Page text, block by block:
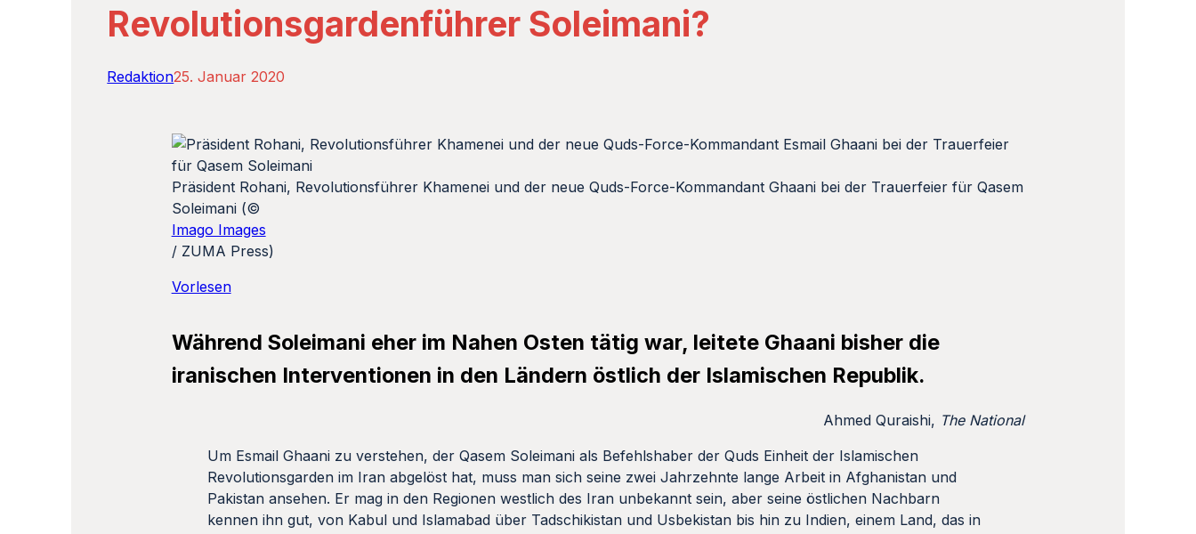
Revolutionsgardenführer Soleimani?
Redaktion25. Januar 2020
Präsident Rohani, Revolutionsführer Khamenei und der neue Quds-Force-Kommandant Ghaani bei der Trauerfeier für Qasem
Soleimani (©
Imago Images
/ ZUMA Press)
Vorlesen
Während Soleimani eher im Nahen Osten tätig war, leitete Ghaani bisher die
iranischen Interventionen in den Ländern östlich der Islamischen Republik.
Ahmed Quraishi, The National
Um Esmail Ghaani zu verstehen, der Qasem Soleimani als Befehlshaber der Quds Einheit der Islamischen
Revolutionsgarden im Iran abgelöst hat, muss man sich seine zwei Jahrzehnte lange Arbeit in Afghanistan und
Pakistan ansehen. Er mag in den Regionen westlich des Iran unbekannt sein, aber seine östlichen Nachbarn
kennen ihn gut, von Kabul und Islamabad über Tadschikistan und Usbekistan bis hin zu Indien, einem Land, das in